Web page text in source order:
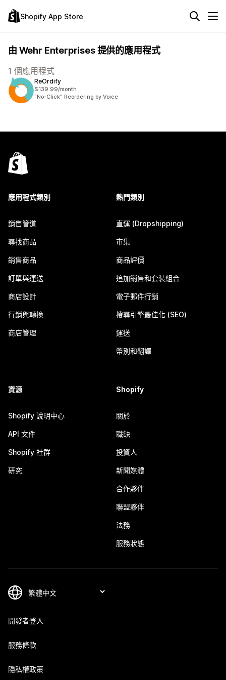
Shopify App Store
由 Wehr Enterprises 提供的應用程式
1 個應用程式
ReOrdify
$139.99/month
"No-Click" Reordering by Voice
應用程式類別
銷售管道
尋找商品
銷售商品
訂單與運送
商店設計
行銷與轉換
商店管理
熱門類別
直運 (Dropshipping)
市集
商品評價
追加銷售和套裝組合
電子郵件行銷
搜尋引擎最佳化 (SEO)
運送
幣別和翻譯
資源
Shopify 說明中心
API 文件
Shopify 社群
研究
Shopify
關於
職缺
投資人
新聞媒體
合作夥伴
聯盟夥伴
法務
服務狀態
開發者登入
服務條款
隱私權政策